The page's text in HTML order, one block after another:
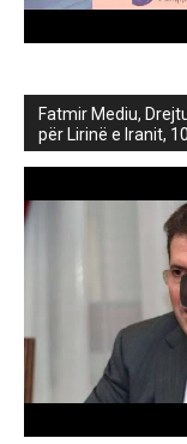
Fatmir Mediu,
për Lirinë e Iranit,